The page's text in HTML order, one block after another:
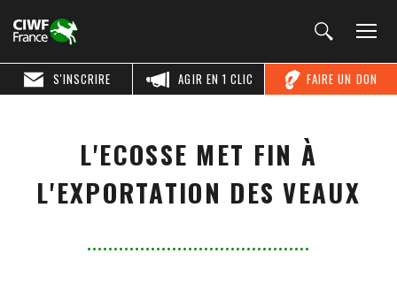
FAIRE UN DON
AGIR EN 1 CLIC
S'INSCRIRE
L'ECOSSE MET FIN À
L'EXPORTATION DES VEAUX